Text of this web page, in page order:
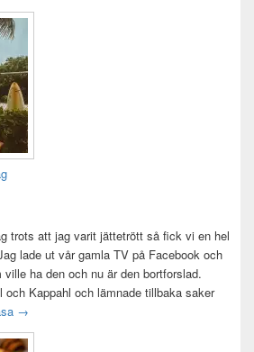
trots att jag varit jättetrött så fick vi en hel
lade ut vår gamla TV på Facebook och
ha den och nu är den bortforslad.
och Kappahl och lämnade tillbaka saker
Idag var det en bra dag
→